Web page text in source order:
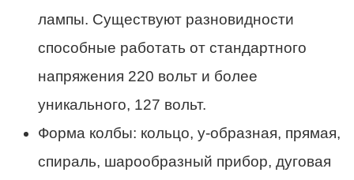
лампы. Существуют разновидности
способные работать от стандартного
напряжения 220 вольт и более
уникального, 127 вольт.
Форма колбы: кольцо, у-образная, прямая,
спираль, шарообразный прибор, дуговая